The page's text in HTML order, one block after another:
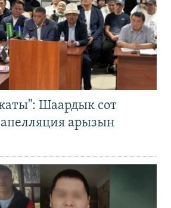
Шаардык сот
арызын